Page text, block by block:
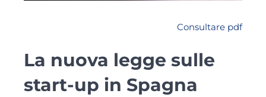
Consultare pdf
La nuova legge sulle
start-up in Spagna